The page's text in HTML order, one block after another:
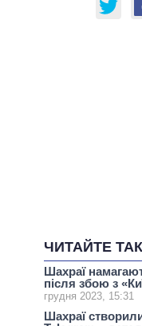
ЧИТАЙТЕ
Шахраї
після збою з
грудня 2023, 15:31
Шахраї